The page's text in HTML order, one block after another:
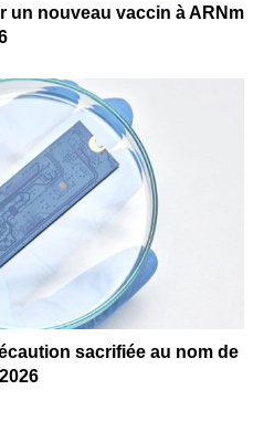
un nouveau vaccin à ARNm
sacrifiée au nom de